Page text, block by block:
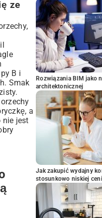
ze
B i
Smak
a
nie jest
Rozwiązania BIM jako
architektonicznej
Jak zakupić wydajny
stosunkowo niskiej